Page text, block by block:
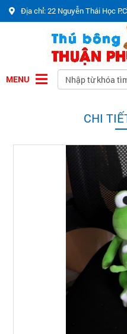
Địa chỉ: 22 Nguyễn Thái Học
MENU
CHI